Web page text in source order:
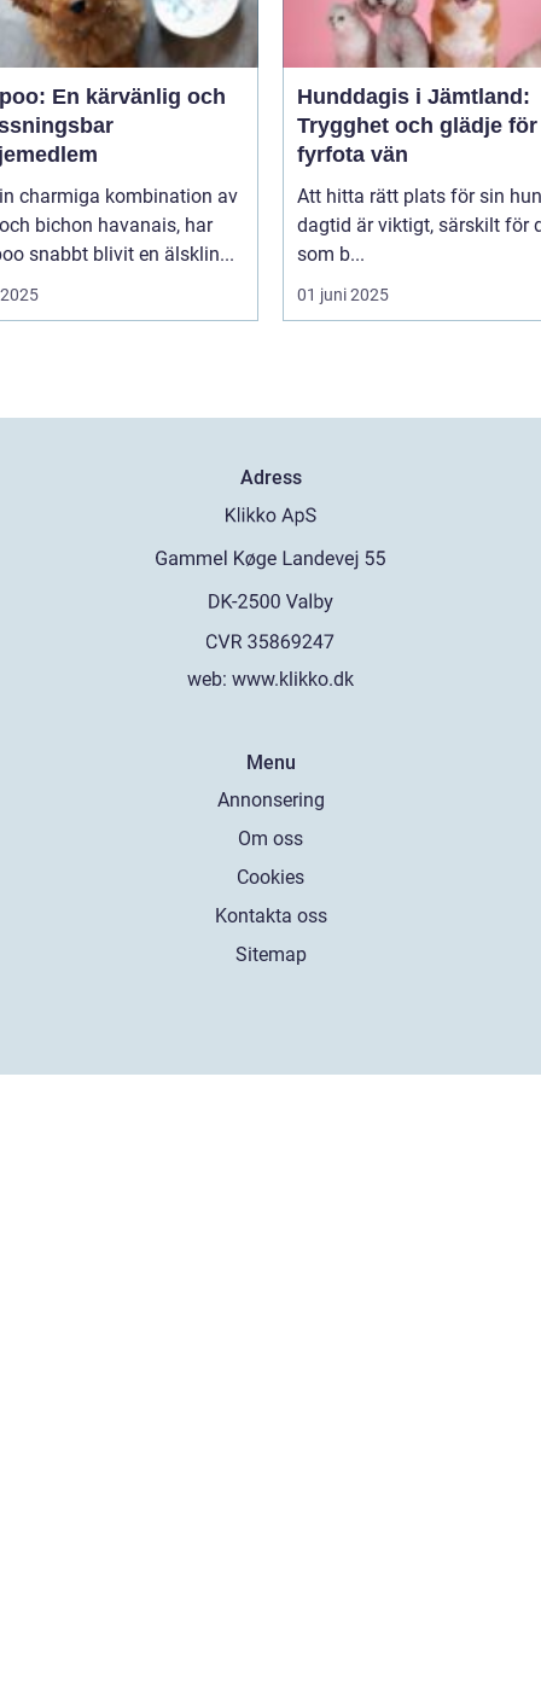
En kärvänlig och
charmiga kombination av
bichon havanais, har
snabbt blivit en älsklin...
Hunddagis i Jämtland:
Trygghet och glädje
fyrfota vän
Att hitta rätt plats för sin
dagtid är viktigt, särskilt för
som b...
01 juni 2025
Adress
web: www.klikko.dk
Menu
Annonsering
Om oss
Cookies
Kontakta oss
Sitemap